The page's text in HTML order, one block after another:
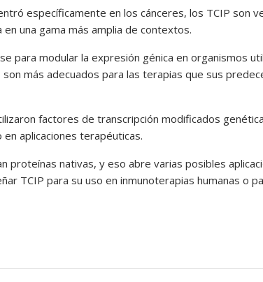
específicamente en los cánceres, los TCIP son
una gama más amplia de contextos.
para modular la expresión génica en organismos
más adecuados para las terapias que sus
factores de transcripción modificados
aplicaciones terapéuticas.
proteínas nativas, y eso abre varias posibles
TCIP para su uso en inmunoterapias humanas o